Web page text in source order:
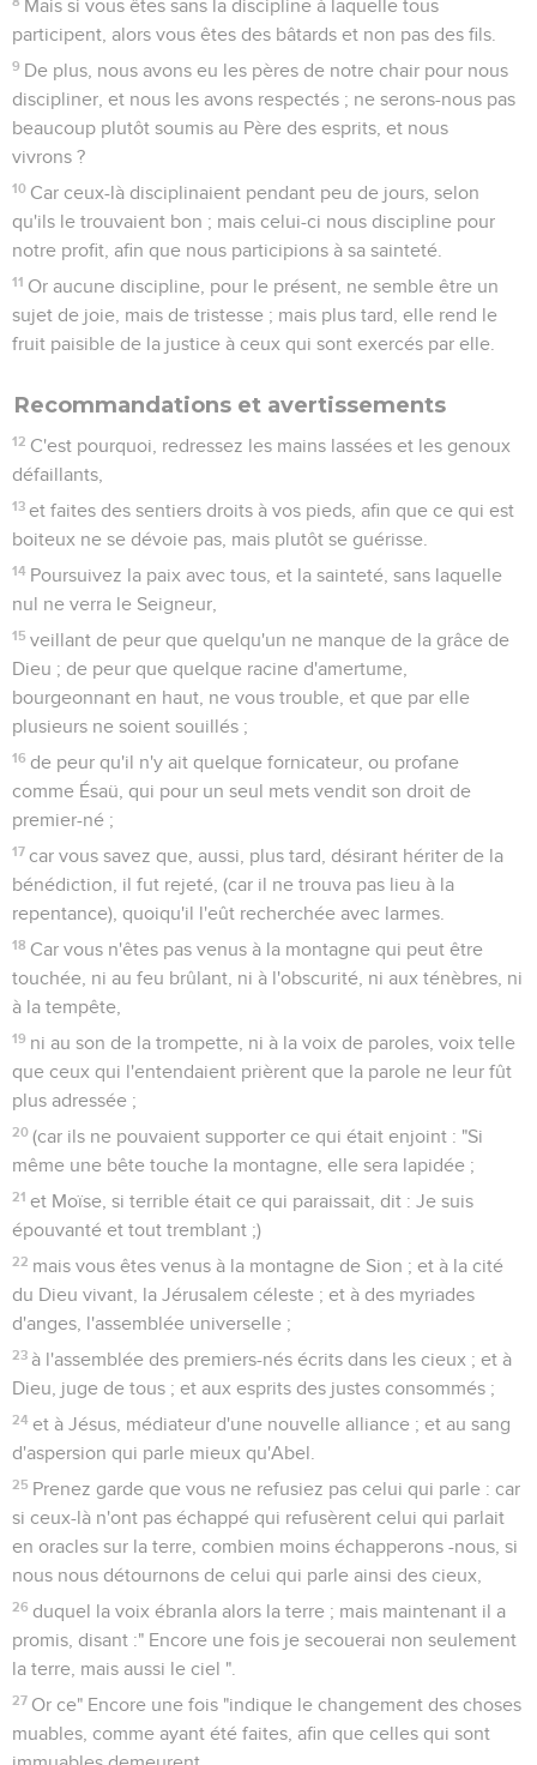
Mais si vous êtes sans la discipline à laquelle tous
participent, alors vous êtes des bâtards et non pas des fils.
9 De plus, nous avons eu les pères de notre chair pour nous
discipliner, et nous les avons respectés ; ne serons-nous pas
beaucoup plutôt soumis au Père des esprits, et nous
vivrons ?
10 Car ceux-là disciplinaient pendant peu de jours, selon
qu'ils le trouvaient bon ; mais celui-ci nous discipline pour
notre profit, afin que nous participions à sa sainteté.
11 Or aucune discipline, pour le présent, ne semble être un
sujet de joie, mais de tristesse ; mais plus tard, elle rend le
fruit paisible de la justice à ceux qui sont exercés par elle.
Recommandations et avertissements
12 C'est pourquoi, redressez les mains lassées et les genoux
défaillants,
13 et faites des sentiers droits à vos pieds, afin que ce qui est
boiteux ne se dévoie pas, mais plutôt se guérisse.
14 Poursuivez la paix avec tous, et la sainteté, sans laquelle
nul ne verra le Seigneur,
15 veillant de peur que quelqu'un ne manque de la grâce de
Dieu ; de peur que quelque racine d'amertume,
bourgeonnant en haut, ne vous trouble, et que par elle
plusieurs ne soient souillés ;
16 de peur qu'il n'y ait quelque fornicateur, ou profane
comme Ésaü, qui pour un seul mets vendit son droit de
premier-né ;
17 car vous savez que, aussi, plus tard, désirant hériter de la
bénédiction, il fut rejeté, (car il ne trouva pas lieu à la
repentance), quoiqu'il l'eût recherchée avec larmes.
18 Car vous n'êtes pas venus à la montagne qui peut être
touchée, ni au feu brûlant, ni à l'obscurité, ni aux ténèbres, ni
à la tempête,
19 ni au son de la trompette, ni à la voix de paroles, voix telle
que ceux qui l'entendaient prièrent que la parole ne leur fût
plus adressée ;
20 (car ils ne pouvaient supporter ce qui était enjoint : "Si
même une bête touche la montagne, elle sera lapidée ;
21 et Moïse, si terrible était ce qui paraissait, dit : Je suis
épouvanté et tout tremblant ;)
22 mais vous êtes venus à la montagne de Sion ; et à la cité
du Dieu vivant, la Jérusalem céleste ; et à des myriades
d'anges, l'assemblée universelle ;
23 à l'assemblée des premiers-nés écrits dans les cieux ; et à
Dieu, juge de tous ; et aux esprits des justes consommés ;
24 et à Jésus, médiateur d'une nouvelle alliance ; et au sang
d'aspersion qui parle mieux qu'Abel.
25 Prenez garde que vous ne refusiez pas celui qui parle : car
si ceux-là n'ont pas échappé qui refusèrent celui qui parlait
en oracles sur la terre, combien moins échapperons -nous, si
nous nous détournons de celui qui parle ainsi des cieux,
26 duquel la voix ébranla alors la terre ; mais maintenant il a
promis, disant :" Encore une fois je secouerai non seulement
la terre, mais aussi le ciel ".
27 Or ce" Encore une fois "indique le changement des choses
muables, comme ayant été faites, afin que celles qui sont